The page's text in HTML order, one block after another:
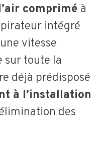
comprimé à
intégré
vitesse
sur toute la
déjà prédisposé
à l’installation
des